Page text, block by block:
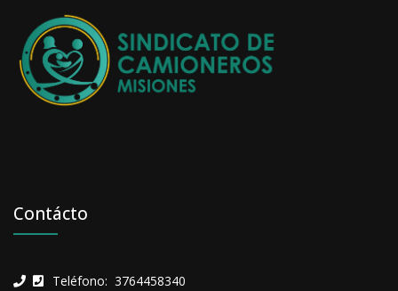
Contácto
Teléfono: 3764458340